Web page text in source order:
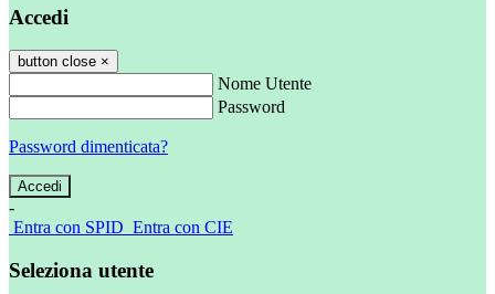
Accedi
button close ×
Nome Utente
Password
Password dimenticata?
-
Entra con SPID Entra con CIE
Seleziona utente